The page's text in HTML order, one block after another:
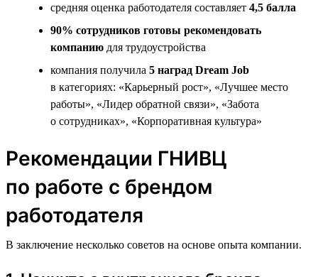
средняя оценка работодателя составляет 4,5 балла
90% сотрудников готовы рекомендовать
компанию для трудоустройства
компания получила 5 наград Dream Job
в категориях: «Карьерный рост», «Лучшее место
работы», «Лидер обратной связи», «Забота
о сотрудниках», «Корпоративная культура»
Рекомендации ГНИВЦ
по работе с брендом
работодателя
В заключение несколько советов на основе опыта компании.